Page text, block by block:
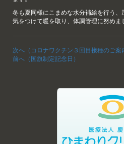
冬も夏同様にこまめな水分補給を行う
気をつけて暖を取り、体調管理に努めま
次へ（コロナワクチン３回目接種のご案
前へ（国旗制定記念日）